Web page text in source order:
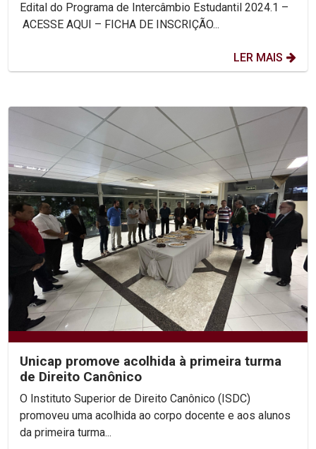
Edital do Programa de Intercâmbio Estudantil 2024.1 –
ACESSE AQUI – FICHA DE INSCRIÇÃO...
LER MAIS
Unicap promove acolhida à primeira turma
de Direito Canônico
O Instituto Superior de Direito Canônico (ISDC)
promoveu uma acolhida ao corpo docente e aos alunos
da primeira turma...